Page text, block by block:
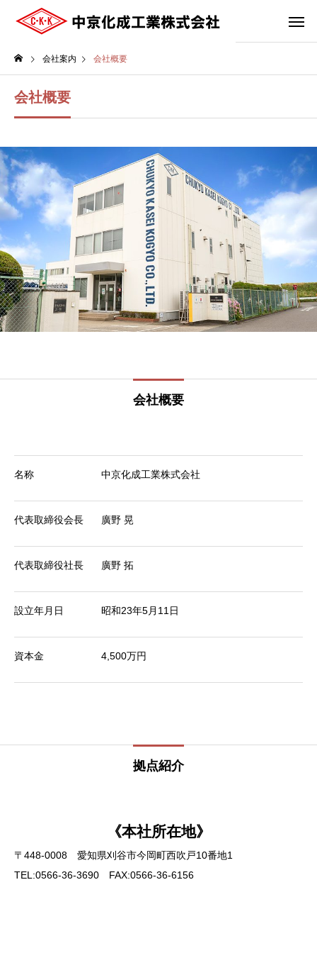
会社案内 会社概要
会社概要
会社概要
名称 中京化成工業株式会社
代表取締役会長 廣野 晃
代表取締役社長 廣野 拓
設立年月日 昭和23年5月11日
資本金 4,500万円
拠点紹介
《本社所在地》
〒448-0008 愛知県刈谷市今岡町西吹戸10番地1
TEL:0566-36-3690 FAX:0566-36-6156